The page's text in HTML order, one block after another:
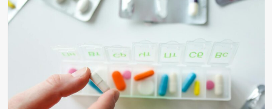
Alergia
kiwano:
simptome
și
tratament